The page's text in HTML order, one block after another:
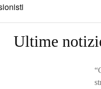
Ultime